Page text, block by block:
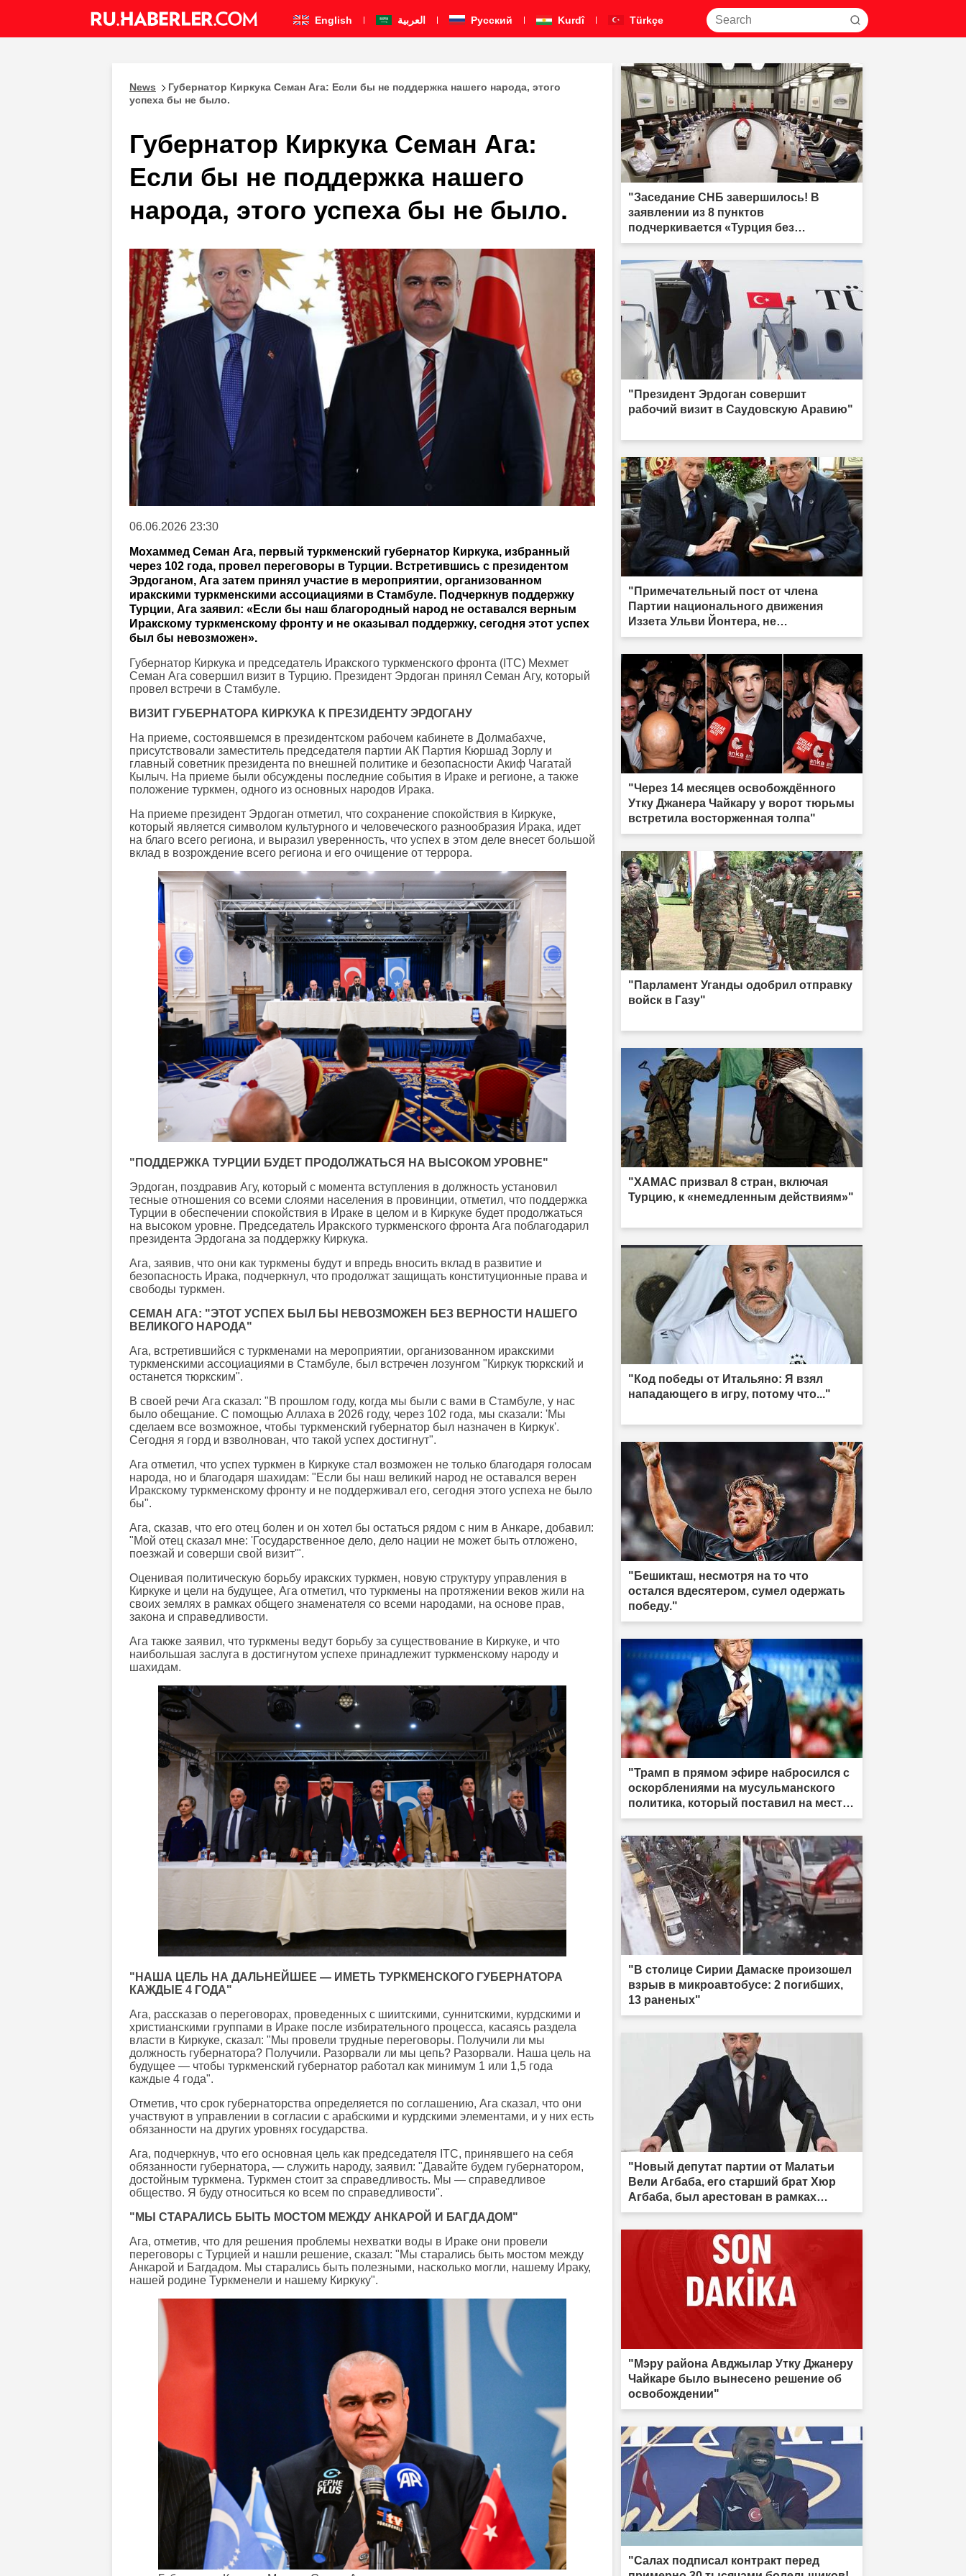
English العربية Pусский Kurdî Türkçe
News
Губернатор Киркука Семан Ага: Если бы не поддержка нашего народа, этого
успеха бы не было.
Губернатор Киркука Семан Ага:
Если бы не поддержка нашего
народа, этого успеха бы не было.
06.06.2026 23:30
Мохаммед Семан Ага, первый туркменский губернатор Киркука, избранный
через 102 года, провел переговоры в Турции. Встретившись с президентом
Эрдоганом, Ага затем принял участие в мероприятии, организованном
иракскими туркменскими ассоциациями в Стамбуле. Подчеркнув поддержку
Турции, Ага заявил: «Если бы наш благородный народ не оставался верным
Иракскому туркменскому фронту и не оказывал поддержку, сегодня этот успех
был бы невозможен».
Губернатор Киркука и председатель Иракского туркменского фронта (ITC) Мехмет
Семан Ага совершил визит в Турцию. Президент Эрдоган принял Семан Агу, который
провел встречи в Стамбуле.
ВИЗИТ ГУБЕРНАТОРА КИРКУКА К ПРЕЗИДЕНТУ ЭРДОГАНУ
На приеме, состоявшемся в президентском рабочем кабинете в Долмабахче,
присутствовали заместитель председателя партии АК Партия Кюршад Зорлу и
главный советник президента по внешней политике и безопасности Акиф Чагатай
Кылыч. На приеме были обсуждены последние события в Ираке и регионе, а также
положение туркмен, одного из основных народов Ирака.
На приеме президент Эрдоган отметил, что сохранение спокойствия в Киркуке,
который является символом культурного и человеческого разнообразия Ирака, идет
на благо всего региона, и выразил уверенность, что успех в этом деле внесет большой
вклад в возрождение всего региона и его очищение от террора.
"ПОДДЕРЖКА ТУРЦИИ БУДЕТ ПРОДОЛЖАТЬСЯ НА ВЫСОКОМ УРОВНЕ"
Эрдоган, поздравив Агу, который с момента вступления в должность установил
тесные отношения со всеми слоями населения в провинции, отметил, что поддержка
Турции в обеспечении спокойствия в Ираке в целом и в Киркуке будет продолжаться
на высоком уровне. Председатель Иракского туркменского фронта Ага поблагодарил
президента Эрдогана за поддержку Киркука.
Ага, заявив, что они как туркмены будут и впредь вносить вклад в развитие и
безопасность Ирака, подчеркнул, что продолжат защищать конституционные права и
свободы туркмен.
СЕМАН АГА: "ЭТОТ УСПЕХ БЫЛ БЫ НЕВОЗМОЖЕН БЕЗ ВЕРНОСТИ НАШЕГО
ВЕЛИКОГО НАРОДА"
Ага, встретившийся с туркменами на мероприятии, организованном иракскими
туркменскими ассоциациями в Стамбуле, был встречен лозунгом "Киркук тюркский и
останется тюркским".
В своей речи Ага сказал: "В прошлом году, когда мы были с вами в Стамбуле, у нас
было обещание. С помощью Аллаха в 2026 году, через 102 года, мы сказали: 'Мы
сделаем все возможное, чтобы туркменский губернатор был назначен в Киркук'.
Сегодня я горд и взволнован, что такой успех достигнут".
Ага отметил, что успех туркмен в Киркуке стал возможен не только благодаря голосам
народа, но и благодаря шахидам: "Если бы наш великий народ не оставался верен
Иракскому туркменскому фронту и не поддерживал его, сегодня этого успеха не было
бы".
Ага, сказав, что его отец болен и он хотел бы остаться рядом с ним в Анкаре, добавил:
"Мой отец сказал мне: 'Государственное дело, дело нации не может быть отложено,
поезжай и соверши свой визит'".
Оценивая политическую борьбу иракских туркмен, новую структуру управления в
Киркуке и цели на будущее, Ага отметил, что туркмены на протяжении веков жили на
своих землях в рамках общего знаменателя со всеми народами, на основе прав,
закона и справедливости.
Ага также заявил, что туркмены ведут борьбу за существование в Киркуке, и что
наибольшая заслуга в достигнутом успехе принадлежит туркменскому народу и
шахидам.
"НАША ЦЕЛЬ НА ДАЛЬНЕЙШЕЕ — ИМЕТЬ ТУРКМЕНСКОГО ГУБЕРНАТОРА
КАЖДЫЕ 4 ГОДА"
Ага, рассказав о переговорах, проведенных с шиитскими, суннитскими, курдскими и
христианскими группами в Ираке после избирательного процесса, касаясь раздела
власти в Киркуке, сказал: "Мы провели трудные переговоры. Получили ли мы
должность губернатора? Получили. Разорвали ли мы цепь? Разорвали. Наша цель на
будущее — чтобы туркменский губернатор работал как минимум 1 или 1,5 года
каждые 4 года".
Отметив, что срок губернаторства определяется по соглашению, Ага сказал, что они
участвуют в управлении в согласии с арабскими и курдскими элементами, и у них есть
обязанности на других уровнях государства.
Ага, подчеркнув, что его основная цель как председателя ITC, принявшего на себя
обязанности губернатора, — служить народу, заявил: "Давайте будем губернатором,
достойным туркмена. Туркмен стоит за справедливость. Мы — справедливое
общество. Я буду относиться ко всем по справедливости".
"МЫ СТАРАЛИСЬ БЫТЬ МОСТОМ МЕЖДУ АНКАРОЙ И БАГДАДОМ"
Ага, отметив, что для решения проблемы нехватки воды в Ираке они провели
переговоры с Турцией и нашли решение, сказал: "Мы старались быть мостом между
Анкарой и Багдадом. Мы старались быть полезными, насколько могли, нашему Ираку,
нашей родине Туркменели и нашему Киркуку".
"Заседание СНБ завершилось! В
заявлении из 8 пунктов
подчеркивается «Турция без
террора»"
"Президент Эрдоган совершит
рабочий визит в Саудовскую Аравию"
"Примечательный пост от члена
Партии национального движения
Иззета Ульви Йонтера, не
подписавшего «Рамочный закон»: «У
меня есть одна жизнь, и она тоже
должна быть принесена в жертву»"
"Через 14 месяцев освобождённого
Утку Джанера Чайкару у ворот тюрьмы
встретила восторженная толпа"
"Парламент Уганды одобрил отправку
войск в Газу"
"ХАМАС призвал 8 стран, включая
Турцию, к «немедленным действиям»"
"Код победы от Итальяно: Я взял
нападающего в игру, потому что..."
"Бешикташ, несмотря на то что
остался вдесятером, сумел одержать
победу."
"Трамп в прямом эфире набросился с
оскорблениями на мусульманского
политика, который поставил на место
израильское лобби: «Когда я смотрю
на него, я вижу только дерьмо»"
"В столице Сирии Дамаске произошел
взрыв в микроавтобусе: 2 погибших,
13 раненых"
"Новый депутат партии от Малатьи
Вели Агбаба, его старший брат Хюр
Агбаба, был арестован в рамках
расследования Egeşehir."
"Мэру района Авджылар Утку Джанеру
Чайкаре было вынесено решение об
освобождении"
"Салах подписал контракт перед